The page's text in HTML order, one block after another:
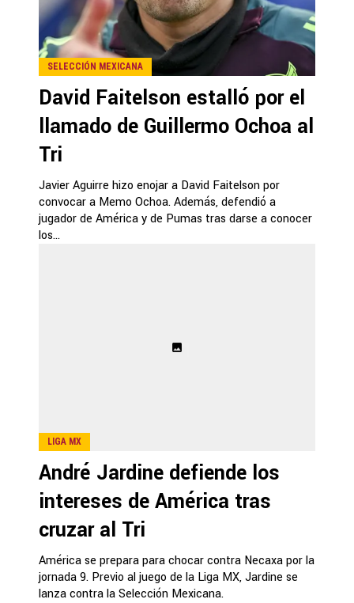
SELECCIÓN MEXICANA
David Faitelson estalló por el
llamado de Guillermo Ochoa al
Tri
Javier Aguirre hizo enojar a David Faitelson por
convocar a Memo Ochoa. Además, defendió a
jugador de América y de Pumas tras darse a conocer
los...
LIGA MX
André Jardine defiende los
intereses de América tras
cruzar al Tri
América se prepara para chocar contra Necaxa por la
jornada 9. Previo al juego de la Liga MX, Jardine se
lanza contra la Selección Mexicana.